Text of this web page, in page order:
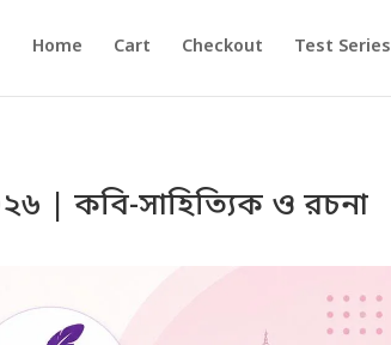
Home Cart Checkout Test Series
| কবি-সাহিত্যিক ও রচনা